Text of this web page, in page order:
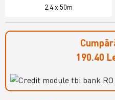
2.4 x 50m
190.40